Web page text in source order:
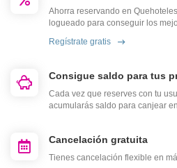
Ahorra reservando en
logueado para conseguir los
Regístrate gratis
Consigue saldo para tus
Cada vez que reserves con tu
acumularás saldo para canjear
Cancelación gratuita
Tienes cancelación flexible en